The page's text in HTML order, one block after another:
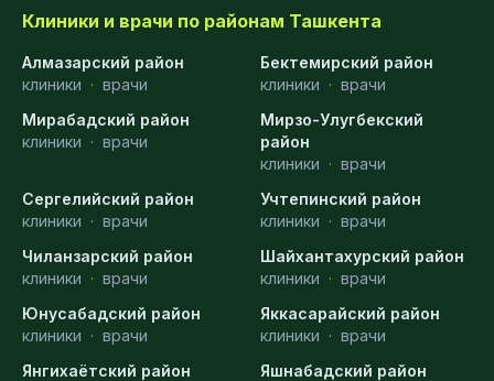
Клиники и врачи по районам Ташкента
Алмазарский район
клиники · врачи
Бектемирский район
клиники · врачи
Мирабадский район
клиники · врачи
Мирзо-Улугбекский
район
клиники · врачи
Сергелийский район
клиники · врачи
Учтепинский район
клиники · врачи
Чиланзарский район
клиники · врачи
Шайхантахурский район
клиники · врачи
Юнусабадский район
клиники · врачи
Яккасарайский район
клиники · врачи
Янгихаётский район
Яшнабадский район